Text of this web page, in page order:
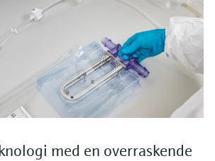
med en overraskende